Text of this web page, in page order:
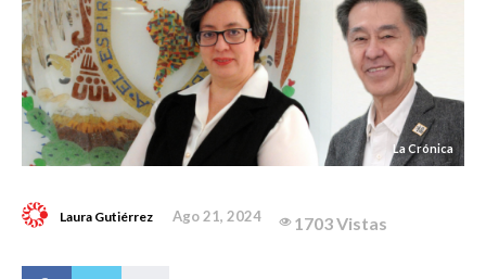
La Crónica
Laura Gutiérrez Ago 21, 2024 1703 Vistas